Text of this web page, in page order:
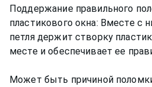
Поддержание правильного
пластикового окна: Вместе с
петля держит створку
месте и обеспечивает ее
Может быть причиной